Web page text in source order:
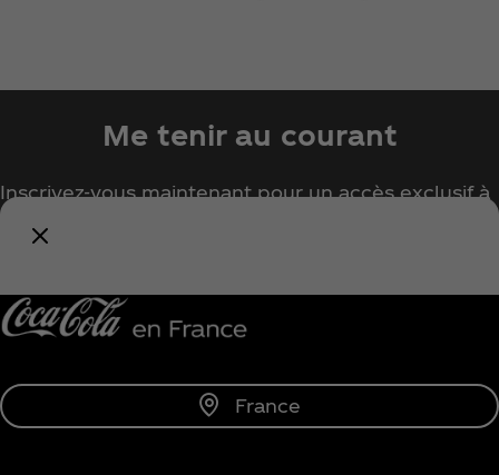
Me tenir au courant
Inscrivez-vous maintenant pour un accès exclusif à
tout l'univers Coca‑Cola !
France